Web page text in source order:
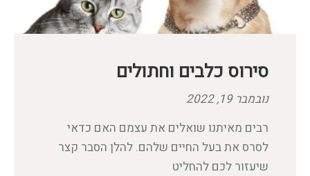
סירוס כלבים וחתולים
נובמבר 19, 2022
רבים מאיתנו שואלים את עצמם האם כדאי
לסרס את בעל החיים שלהם. להלן הסבר קצר
שיעזור לכם להחליט